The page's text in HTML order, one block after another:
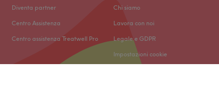
Diventa partner
Centro Assistenza
Centro assistenza Treatwell Pro
Chi siamo
Lavora con noi
Legale e GDPR
Impostazioni cookie